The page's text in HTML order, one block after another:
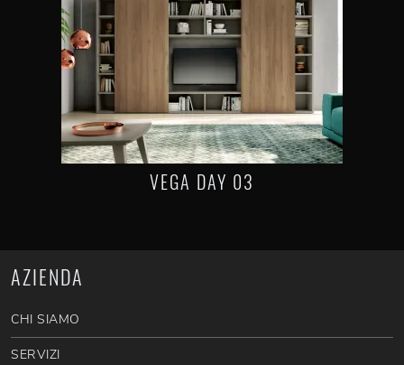
VEGA DAY 03
AZIENDA
CHI SIAMO
SERVIZI